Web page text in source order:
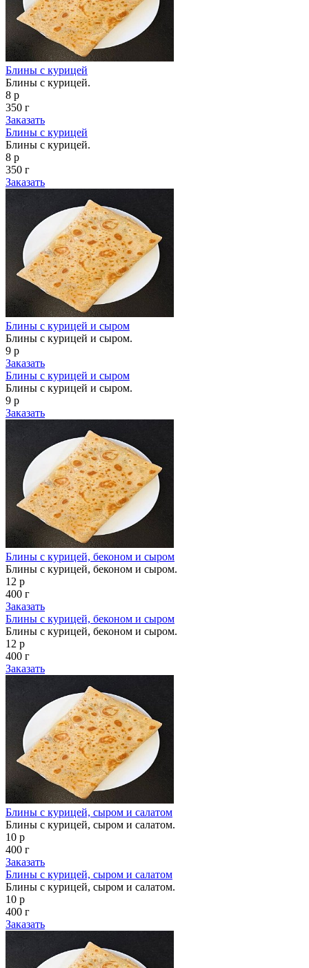
Блины с курицей
Блины с курицей.
8 р
350 г
Заказать
Блины с курицей
Блины с курицей.
8 р
350 г
Заказать
Блины с курицей и сыром
Блины с курицей и сыром.
9 р
Заказать
Блины с курицей и сыром
Блины с курицей и сыром.
9 р
Заказать
Блины с курицей, беконом и сыром
Блины с курицей, беконом и сыром.
12 р
400 г
Заказать
Блины с курицей, беконом и сыром
Блины с курицей, беконом и сыром.
12 р
400 г
Заказать
Блины с курицей, сыром и салатом
Блины с курицей, сыром и салатом.
10 р
400 г
Заказать
Блины с курицей, сыром и салатом
Блины с курицей, сыром и салатом.
10 р
400 г
Заказать